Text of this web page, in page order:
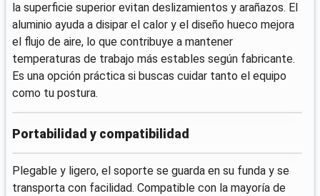
la superficie superior evitan deslizamientos y arañazos. El
aluminio ayuda a disipar el calor y el diseño hueco mejora
el flujo de aire, lo que contribuye a mantener
temperaturas de trabajo más estables según fabricante.
Es una opción práctica si buscas cuidar tanto el equipo
como tu postura.
Portabilidad y compatibilidad
Plegable y ligero, el soporte se guarda en su funda y se
transporta con facilidad. Compatible con la mayoría de